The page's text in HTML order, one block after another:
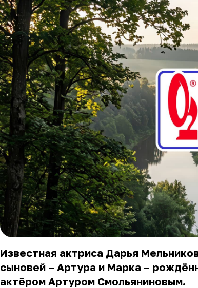
Известная актриса Дарья
сыновей – Артура и Марка –
актёром Артуром Смольяниновым.